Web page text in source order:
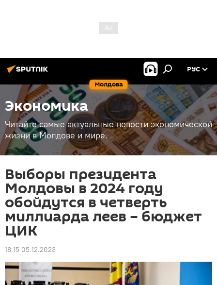
Молдова
РУС
Экономика
Читайте самые актуальные новости экономической
жизни в Молдове и мире.
Выборы президента
Молдовы в 2024 году
обойдутся в четверть
миллиарда леев – бюджет
ЦИК
18:15 05.12.2023